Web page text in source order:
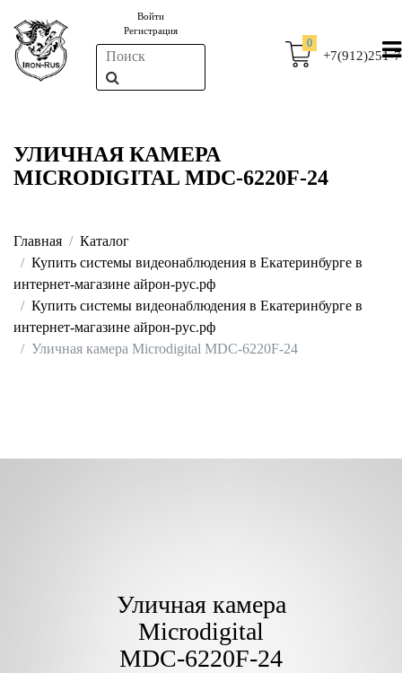
Войти
Регистрация
0
+7(912)251-
УЛИЧНАЯ КАМЕРА
MICRODIGITAL MDC-6220F-24
Главная
Каталог
Купить системы видеонаблюдения в Екатеринбурге в
интернет-магазине айрон-рус.рф
Купить системы видеонаблюдения в Екатеринбурге в
интернет-магазине айрон-рус.рф
Уличная камера Microdigital MDC-6220F-24
Уличная камера
Microdigital
MDC-6220F-24